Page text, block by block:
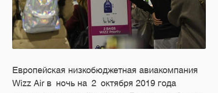
Европейская низкобюджетная авиакомпания
Wizz Air в ночь на 2 октября 2019 года